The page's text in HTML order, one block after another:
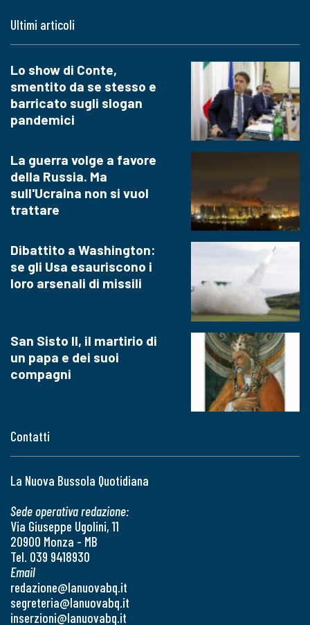
Contatti
La Nuova Bussola Quotidiana
Sede operativa redazione:
Via Giuseppe Ugolini, 11
20900 Monza - MB
Tel. 039 9418930
Email
redazione@lanuovabq.it
segreteria@lanuovabq.it
inserzioni@lanuovabq.it
Ultimi articoli
Lo show di Conte,
smentito da se stesso e
barricato sugli slogan
pandemici
La guerra volge a favore
della Russia. Ma
sull'Ucraina non si vuol
trattare
Dibattito a Washington:
se gli Usa esauriscono i
loro arsenali di missili
San Sisto II, il martirio di
un papa e dei suoi
compagni